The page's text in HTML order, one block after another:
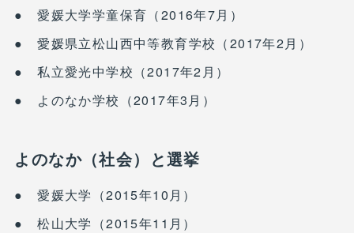
● 愛媛大学学童保育（2016年7月）
● 愛媛県立松山西中等教育学校（2017年2月）
● 私立愛光中学校（2017年2月）
● よのなか学校（2017年3月）
よのなか（社会）と選挙
● 愛媛大学（2015年10月）
● 松山大学（2015年11月）